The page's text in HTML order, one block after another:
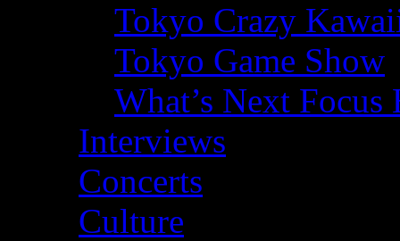
Tokyo Crazy
Tokyo Game Show
What’s Next
Interviews
Concerts
Culture